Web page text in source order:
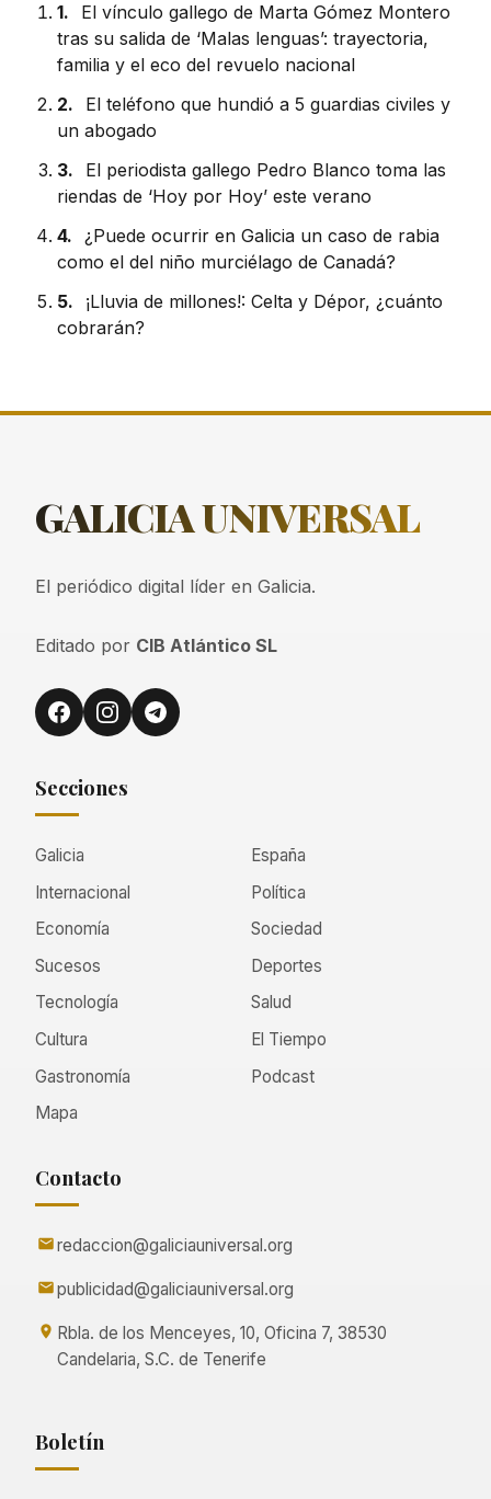
1.
El vínculo gallego de Marta Gómez Montero
tras su salida de ‘Malas lenguas’: trayectoria,
familia y el eco del revuelo nacional
2.
El teléfono que hundió a 5 guardias civiles y
un abogado
3.
El periodista gallego Pedro Blanco toma las
riendas de ‘Hoy por Hoy’ este verano
4. ¿Puede ocurrir en Galicia un caso de rabia
como el del niño murciélago de Canadá?
5.
¡Lluvia de millones!: Celta y Dépor, ¿cuánto
cobrarán?
GALICIAUNIVERSAL
El periódico digital líder en Galicia.
Editado por CIB Atlántico SL
Secciones
Galicia
España
Internacional
Política
Economía
Sociedad
Sucesos
Deportes
Tecnología
Salud
Cultura
El Tiempo
Gastronomía
Podcast
Mapa
Contacto
redaccion@galiciauniversal.org
publicidad@galiciauniversal.org
Rbla. de los Menceyes, 10, Oficina 7, 38530
Candelaria, S.C. de Tenerife
Boletín